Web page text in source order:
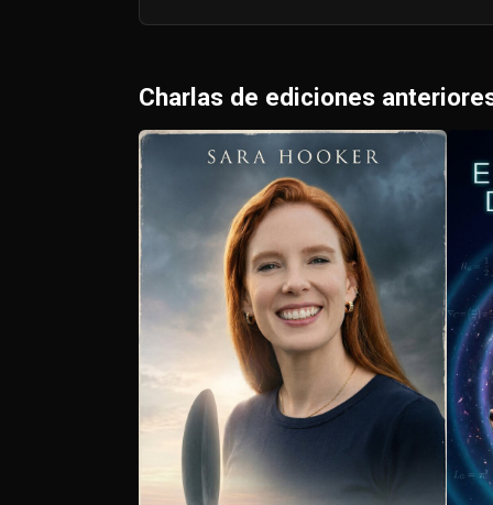
Charlas de ediciones